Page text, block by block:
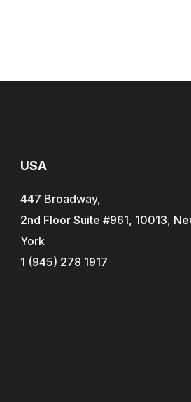
USA
447 Broadway,
2nd Floor Suite #961, 10013,
York
1 (945) 278 1917